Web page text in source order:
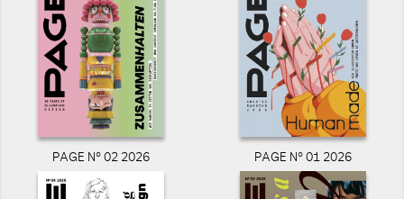
PAGE N° 02 2026 PAGE N° 01 2026